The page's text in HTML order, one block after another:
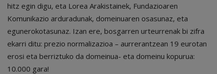
hitz egin digu, eta Lorea Arakistainek, Fundazioaren
Komunikazio arduradunak, domeinuaren osasunaz, eta
egunerokotasunaz. Izan ere, bosgarren urteurrenak bi zifra
ekarri ditu: prezio normalizazioa – aurrerantzean 19 eurotan
erosi eta berriztuko da domeinua- eta domeinu kopurua:
10.000 gara!